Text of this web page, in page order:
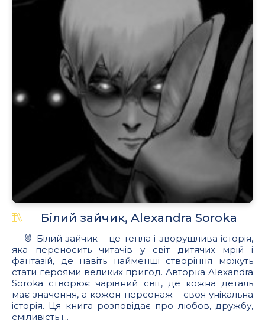
Білий зайчик, Alexandra Soroka
🐰 Білий зайчик – це тепла і зворушлива історія,
яка переносить читачів у світ дитячих мрій і
фантазій, де навіть найменші створіння можуть
стати героями великих пригод. Авторка Alexandra
Soroka створює чарівний світ, де кожна деталь
має значення, а кожен персонаж – своя унікальна
історія. Ця книга розповідає про любов, дружбу,
сміливість і...